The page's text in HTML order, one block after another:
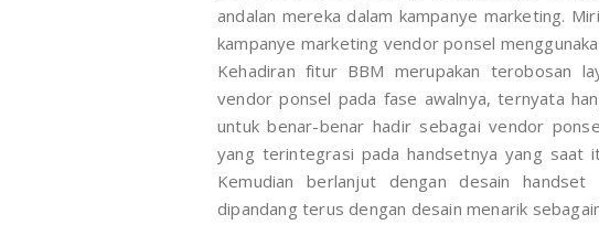
andalan mereka dalam kampanye marketing.
kampanye marketing vendor ponsel
Kehadiran fitur BBM merupakan terobosan
vendor ponsel pada fase awalnya, ternyata
untuk benar-benar hadir sebagai vendor
yang terintegrasi pada handsetnya yang saat
Kemudian berlanjut dengan desain
dipandang terus dengan desain menarik